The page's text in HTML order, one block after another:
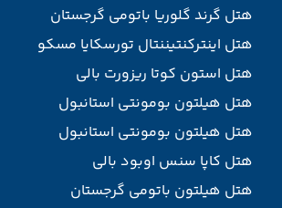
هتل گرند گلوریا باتومی گرجستان
هتل اینترکنتیننتال تورسکایا مسکو
هتل استون کوتا ریزورت بالی
هتل هیلتون بومونتی استانبول
هتل هیلتون بومونتی استانبول
هتل کاپا سنس اوبود بالی
هتل هیلتون باتومی گرجستان